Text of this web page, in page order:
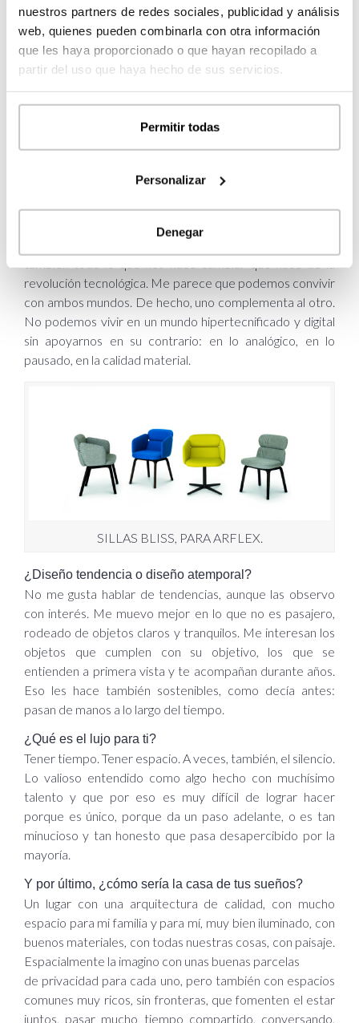
nuestros partners de redes sociales, publicidad y análisis
web, quienes pueden combinarla con otra información
que les haya proporcionado o que hayan recopilado a
partir del uso que haya hecho de sus servicios.
Permitir todas
Personalizar
Denegar
compensación ambiental. La sociedad ni se plantea que
algo pueda no ser responsable con el medioambiente, es
una actitud asumida por todos, así que la fabricación solo
va en esa dirección. En otros países se ha avanzado
mucho, pero queda también un abismo por hacer.
Por un lado, hay en el panorama internacional del
diseño una fuerte tendencia de vuelta a lo artesanal y
te sientes más cómodo?
recuperación de técnicas olvidadas, lo que está hecho
con detalle, con mucha calidad, por manos expertas. Pero
revolución tecnológica. Me parece que podemos convivir
con ambos mundos. De hecho, uno complementa al otro.
No podemos vivir en un mundo hipertecnificado y digital
sin apoyarnos en su contrario: en lo analógico, en lo
pausado, en la calidad material.
SILLAS BLISS, PARA ARFLEX.
¿Diseño tendencia o diseño atemporal?
No me gusta hablar de tendencias, aunque las observo
con interés. Me muevo mejor en lo que no es pasajero,
rodeado de objetos claros y tranquilos. Me interesan los
objetos que cumplen con su objetivo, los que se
entienden a primera vista y te acompañan durante años.
Eso les hace también sostenibles, como decía antes:
pasan de manos a lo largo del tiempo.
¿Qué es el lujo para ti?
Tener tiempo. Tener espacio. A veces, también, el silencio.
Lo valioso entendido como algo hecho con muchísimo
talento y que por eso es muy difícil de lograr hacer
porque es único, porque da un paso adelante, o es tan
minucioso y tan honesto que pasa desapercibido por la
mayoría.
Y por último, ¿cómo sería la casa de tus sueños?
Un lugar con una arquitectura de calidad, con mucho
espacio para mi familia y para mí, muy bien iluminado, con
buenos materiales, con todas nuestras cosas, con paisaje.
Espacialmente la imagino con unas buenas parcelas
de privacidad para cada uno, pero también con espacios
comunes muy ricos, sin fronteras, que fomenten el estar
juntos, pasar mucho tiempo compartido, conversando,